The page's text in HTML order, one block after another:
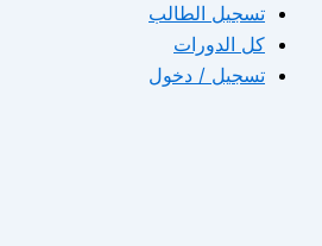
تسجيل الطالب
كل الدورات
تسجيل / دخول